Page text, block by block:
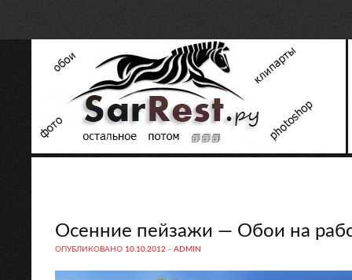
Осенние пейзажи — Обои на
ОПУБЛИКОВАНО 10.10.2012 - ADMIN